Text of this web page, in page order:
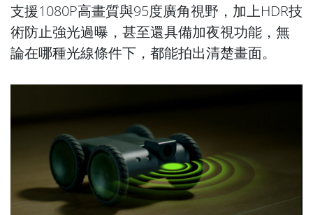
支援1080P高畫質與95度廣角視野，加上HDR技
術防止強光過曝，甚至還具備加夜視功能，無
論在哪種光線條件下，都能拍出清楚畫面。